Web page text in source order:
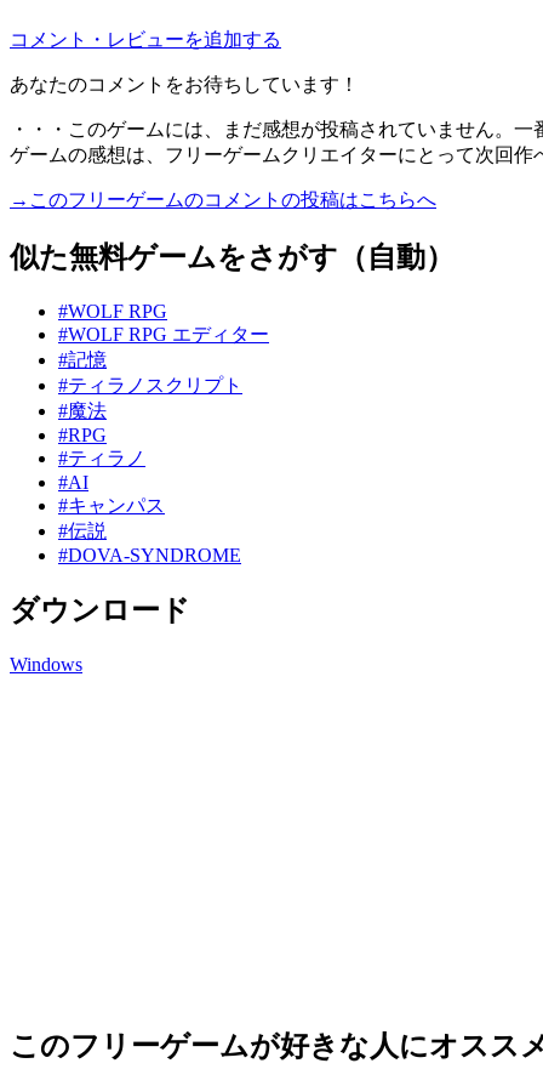
コメント・レビューを追加する
あなたのコメントをお待ちしています！
・・・このゲームには、まだ感想が投稿されていません。一
ゲームの感想は、フリーゲームクリエイターにとって次回作
→このフリーゲームのコメントの投稿はこちらへ
似た無料ゲームをさがす（自動）
#WOLF RPG
#WOLF RPG エディター
#記憶
#ティラノスクリプト
#魔法
#RPG
#ティラノ
#AI
#キャンパス
#伝説
#DOVA-SYNDROME
ダウンロード
Windows
このフリーゲームが好きな人にオスス